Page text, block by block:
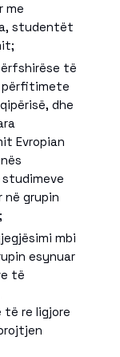
me
studentët
të
përfitimete
dhe
Evropian
në grupin
mbi
esynuar
të
re ligjore